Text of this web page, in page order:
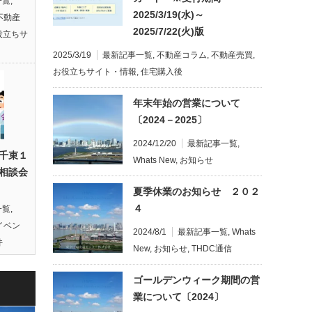
動産
立ちサ
束１
談会
覧,
ベン
2025/3/19(水)～
2025/7/22(火)版
2025/3/19 最新記事一覧, 不動産コラム, 不動産売買,
お役立ちサイト・情報, 住宅購入後
年末年始の営業について
〔2024－2025〕
2024/12/20 最新記事一覧,
Whats New, お知らせ
夏季休業のお知らせ ２０２
４
2024/8/1 最新記事一覧, Whats
New, お知らせ, THDC通信
ゴールデンウィーク期間の営
業について〔2024〕